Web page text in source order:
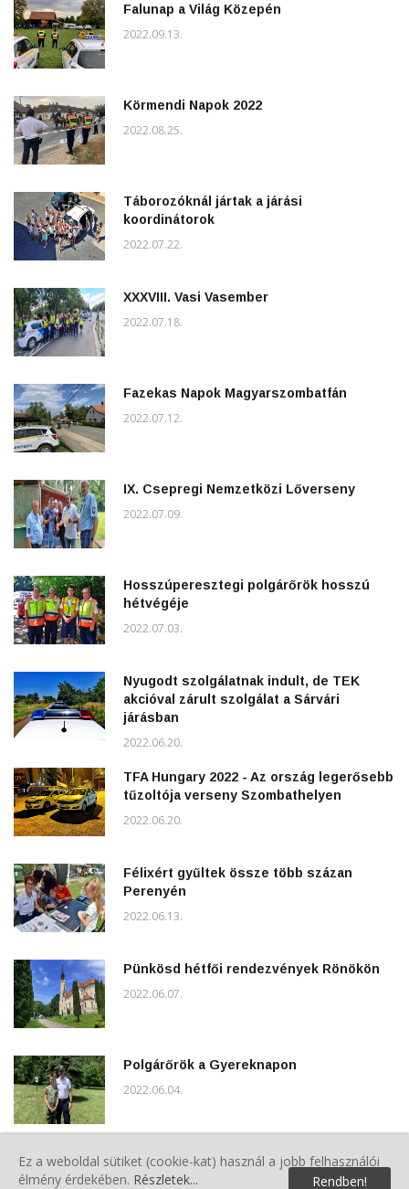
Falunap a Világ Közepén
2022.09.13.
Körmendi Napok 2022
2022.08.25.
Táborozóknál jártak a járási
koordinátorok
2022.07.22.
XXXVIII. Vasi Vasember
2022.07.18.
Fazekas Napok Magyarszombatfán
2022.07.12.
IX. Csepregi Nemzetközi Lőverseny
2022.07.09.
Hosszúperesztegi polgárőrök hosszú
hétvégéje
2022.07.03.
Nyugodt szolgálatnak indult, de TEK
akcióval zárult szolgálat a Sárvári
járásban
2022.06.20.
TFA Hungary 2022 - Az ország legerősebb
tűzoltója verseny Szombathelyen
2022.06.20.
Félixért gyűltek össze több százan
Perenyén
2022.06.13.
Pünkösd hétfői rendezvények Rönökön
2022.06.07.
Polgárőrök a Gyereknapon
2022.06.04.
5.Veterán Piknik Sárváron
2022.06.04.
Ez a weboldal sütiket (cookie-kat) használ a jobb felhasználói
élmény érdekében. Részletek... Rendben!